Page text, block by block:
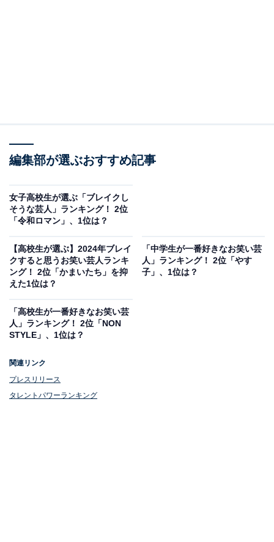
1位：有吉弘行
編集部が選ぶおすすめ記事
女子高校生が選ぶ「ブレイクし
そうな芸人」ランキング！ 2位
「令和ロマン」、1位は？
【高校生が選ぶ】2024年ブレイ
クすると思うお笑い芸人ランキ
ング！ 2位「かまいたち」を抑
えた1位は？
「中学生が一番好きなお笑い芸
人」ランキング！ 2位「やす
子」、1位は？
「高校生が一番好きなお笑い芸
人」ランキング！ 2位「NON
STYLE」、1位は？
関連リンク
プレスリリース
タレントパワーランキング